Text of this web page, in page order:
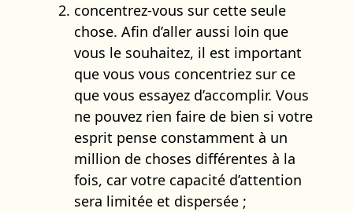
concentrez-vous sur cette seule
chose. Afin d’aller aussi loin que
vous le souhaitez, il est important
que vous vous concentriez sur ce
que vous essayez d’accomplir. Vous
ne pouvez rien faire de bien si votre
esprit pense constamment à un
million de choses différentes à la
fois, car votre capacité d’attention
sera limitée et dispersée ;